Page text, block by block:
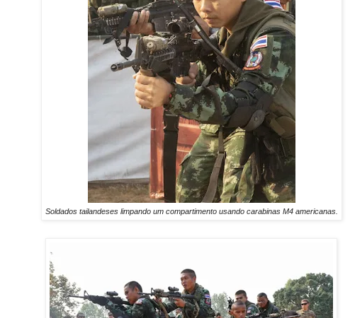
Soldados tailandeses limpando um compartimento usando carabinas M4 americanas.